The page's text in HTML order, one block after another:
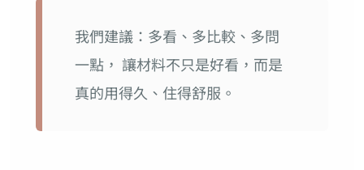
我們建議：多看、多比較、多問
一點， 讓材料不只是好看，而是
真的用得久、住得舒服。